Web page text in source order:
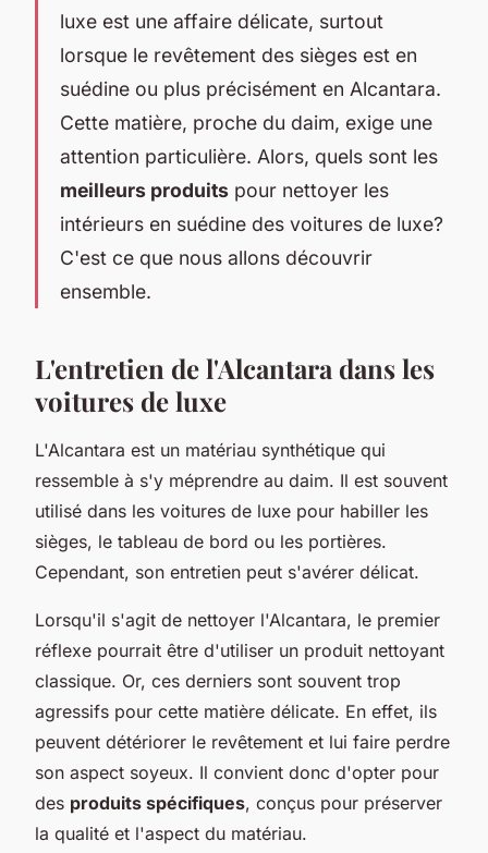
luxe est une affaire délicate, surtout
lorsque le revêtement des sièges est en
suédine ou plus précisément en Alcantara.
Cette matière, proche du daim, exige une
attention particulière. Alors, quels sont les
meilleurs produits pour nettoyer les
intérieurs en suédine des voitures de luxe?
C'est ce que nous allons découvrir
ensemble.
L'entretien de l'Alcantara dans les
voitures de luxe
L'Alcantara est un matériau synthétique qui
ressemble à s'y méprendre au daim. Il est souvent
utilisé dans les voitures de luxe pour habiller les
sièges, le tableau de bord ou les portières.
Cependant, son entretien peut s'avérer délicat.
Lorsqu'il s'agit de nettoyer l'Alcantara, le premier
réflexe pourrait être d'utiliser un produit nettoyant
classique. Or, ces derniers sont souvent trop
agressifs pour cette matière délicate. En effet, ils
peuvent détériorer le revêtement et lui faire perdre
son aspect soyeux. Il convient donc d'opter pour
des produits spécifiques, conçus pour préserver
la qualité et l'aspect du matériau.